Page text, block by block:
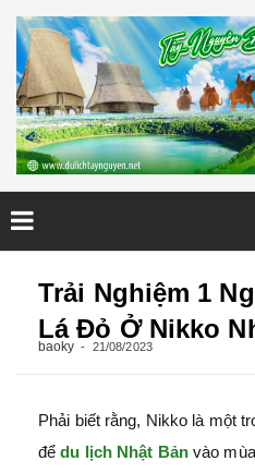
Trải Nghiệm 1
Lá Đỏ Ở Nikko
baoky 21/08/2023
Phải biết rằng, Nikko là một
để du lịch Nhật Bản vào